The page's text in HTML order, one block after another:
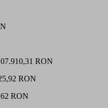
RON
RON
RON